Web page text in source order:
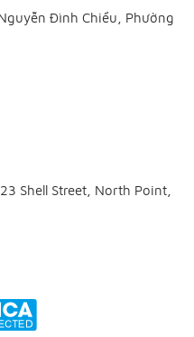
Đình Chiểu, Phường
Shell Street, North Point,